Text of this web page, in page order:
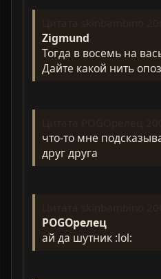
Zigmund
Тогда в восемь на
Дайте какой нить
что-то мне
друг друга
POGOрелец
ай да шутник :lol: